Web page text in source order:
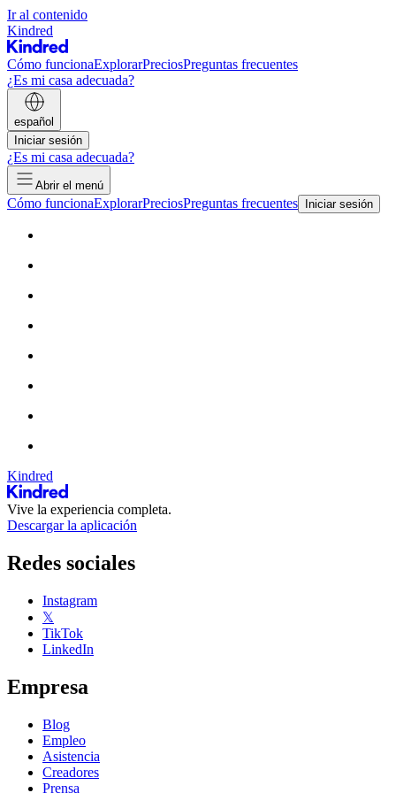
Ir al contenido
Kindred
Cómo funcionaExplorarPreciosPreguntas frecuentes
¿Es mi casa adecuada?
español
Iniciar sesión
¿Es mi casa adecuada?
Abrir el menú
Cómo funcionaExplorarPreciosPreguntas frecuentes Iniciar sesión
Kindred
Vive la experiencia completa.
Descargar la aplicación
Redes sociales
Instagram
𝕏
TikTok
LinkedIn
Empresa
Blog
Empleo
Asistencia
Creadores
Prensa